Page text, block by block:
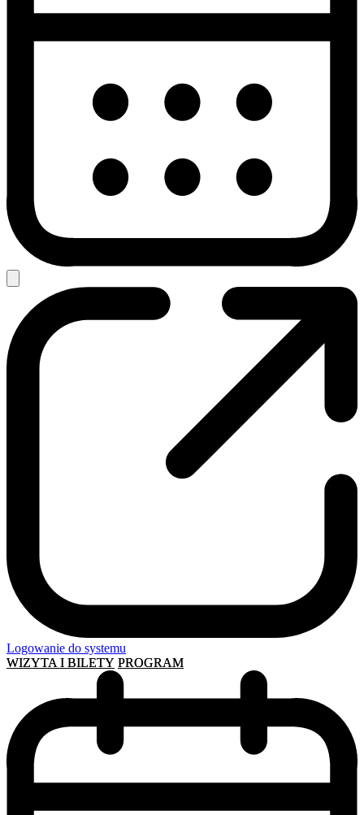
Logowanie do systemu
WIZYTA I BILETY PROGRAM